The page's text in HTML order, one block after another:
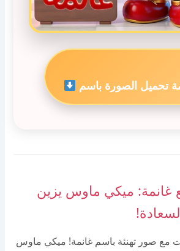
تحميل الصورة باسم
غانمة: ميكي ماوس يزين
مع صور تهنئة باسم غانمة! ميكي ماوس